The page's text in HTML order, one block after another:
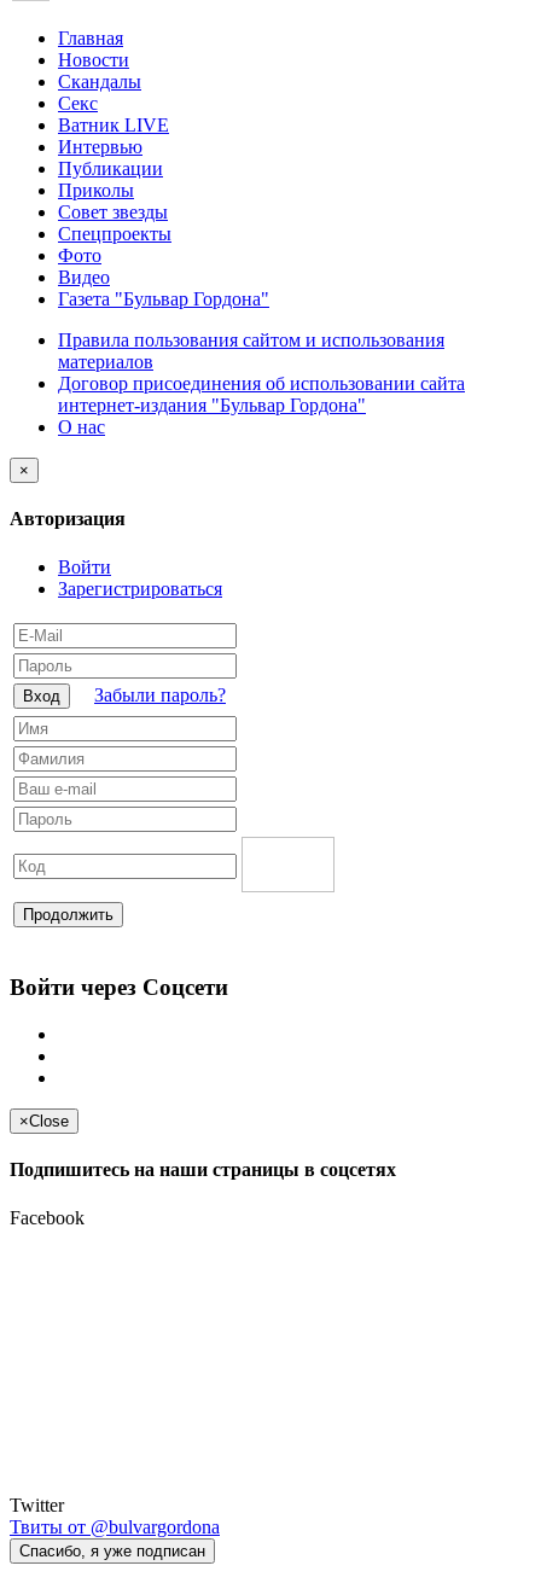
Главная
Новости
Скандалы
Секс
Ватник LIVE
Интервью
Публикации
Приколы
Совет звезды
Спецпроекты
Фото
Видео
Газета "Бульвар Гордона"
Правила пользования сайтом и использования
материалов
Договор присоединения об использовании сайта
интернет-издания "Бульвар Гордона"
О нас
×
Авторизация
Войти
Зарегистрироваться
Вход Забыли пароль?
Продолжить
Войти через Соцсети
×Close
Подпишитесь на наши страницы в соцсетях
Facebook
Twitter
Твиты от @bulvargordona
Спасибо, я уже подписан